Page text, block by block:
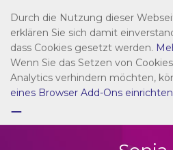
☰
Durch die Nutzung dieser
erklären Sie sich damit
dass Cookies gesetzt werden.
Wenn Sie das Setzen von
Analytics verhindern möchten,
eines Browser Add-Ons einrichten